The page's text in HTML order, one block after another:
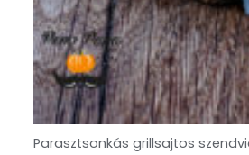
Parasztsonkás grillsajtos